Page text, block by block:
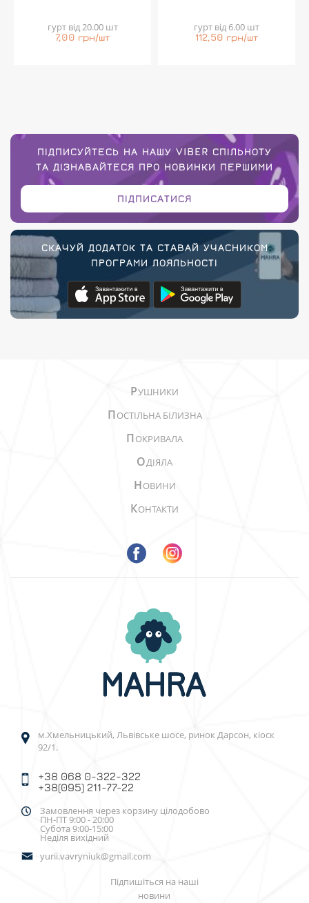
гурт від 20.00 шт
7,00 грн/шт
гурт від 6.00 шт
112,50 грн/шт
ПІДПИСУЙТЕСЬ НА НАШУ VIBER СПІЛЬНОТУ
ТА ДІЗНАВАЙТЕСЯ ПРО НОВИНКИ ПЕРШИМИ
ПІДПИСАТИСЯ
СКАЧУЙ ДОДАТОК ТА СТАВАЙ УЧАСНИКОМ
ПРОГРАМИ ЛОЯЛЬНОСТІ
РУШНИКИ
ПОСТІЛЬНА БІЛИЗНА
ПОКРИВАЛА
ОДІЯЛА
НОВИНИ
КОНТАКТИ
м.Хмельницький, Львівське шосе, ринок Дарсон, кіоск
92/1.
+38 068 0-322-322
+38(095) 211-77-22
Замовлення через корзину цілодобово
ПН-ПТ 9:00 - 20:00
Субота 9:00-15:00
Неділя вихідний
yurii.vavryniuk@gmail.com
Підпишіться на наші
новини